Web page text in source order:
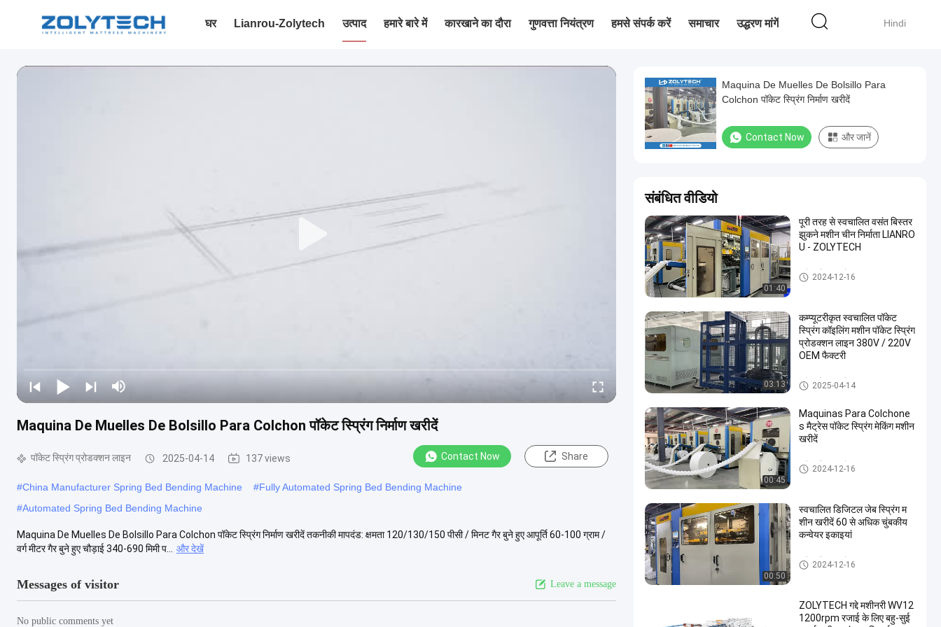
Hindi
घर Lianrou-Zolytech उत्पाद हमारे बारे में कारखाने का दौरा गुणवत्ता नियंत्रण हमसे संपर्क करें समाचार उद्धरण मांगें
Maquina De Muelles De Bolsillo Para Colchon पॉकेट स्प्रिंग निर्माण खरीदें
पॉकेट स्प्रिंग प्रोडक्शन लाइन 2025-04-14 137 views Contact Now Share
#China Manufacturer Spring Bed Bending Machine #Fully Automated Spring Bed Bending Machine
#Automated Spring Bed Bending Machine
Maquina De Muelles De Bolsillo Para Colchon पॉकेट स्प्रिंग निर्माण खरीदें तकनीकी मापदंड: क्षमता 120/130/150 पीसी / मिनट गैर बुने हुए आपूर्ति 60-100 ग्राम /
वर्ग मीटर गैर बुने हुए चौड़ाई 340-690 मिमी प...
और देखें
Messages of visitor Leave a message
No public comments yet
Maquina De Muelles De Bolsillo Para
Colchon पॉकेट स्प्रिंग निर्माण खरीदें
Contact Now और जानें
संबंधित वीडियो
01:40
पूरी तरह से स्वचालित वसंत बिस्तर
झुकने मशीन चीन निर्माता LIANRO
U - ZOLYTECH
पॉकेट स्प्रिंग प्रोडक्शन लाइन
2024-12-16
03:13
कम्प्यूटरीकृत स्वचालित पॉकेट
स्प्रिंग कॉइलिंग मशीन पॉकेट स्प्रिंग
प्रोडक्शन लाइन 380V / 220V
OEM फैक्टरी
पॉकेट स्प्रिंग प्रोडक्शन लाइन
2025-04-14
00:45
Maquinas Para Colchone
s मैट्रेस पॉकेट स्प्रिंग मेकिंग मशीन
खरीदें
पॉकेट स्प्रिंग प्रोडक्शन लाइन
2024-12-16
00:50
स्वचालित डिजिटल जेब स्प्रिंग म
शीन खरीदें 60 से अधिक चुंबकीय
कन्वेयर इकाइयां
पॉकेट स्प्रिंग प्रोडक्शन लाइन
2024-12-16
ZOLYTECH गद्दे मशीनरी WV12
1200rpm रजाई के लिए बहु-सुई